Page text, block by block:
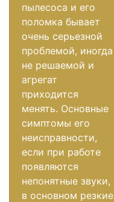
пылесоса и его
поломка бывает
очень серьезной
проблемой, иногда
не решаемой и
агрегат
приходится
менять. Основные
симптомы его
неисправности,
если при работе
появляются
непонятные звуки,
в основном резкие